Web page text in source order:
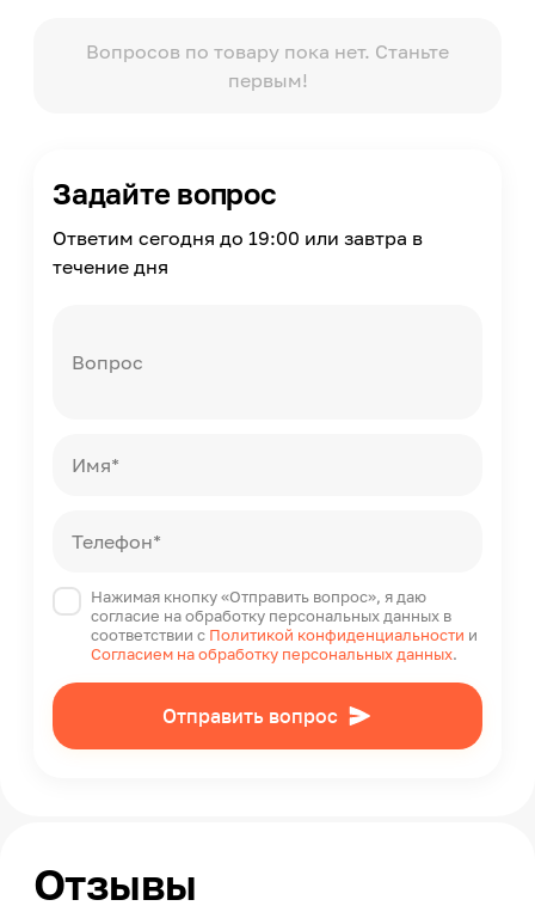
СтенаВопросов по товару пока нет. Станьте
первым!
Задайте вопрос
Ответим сегодня до 19:00 или завтра в
течение дня
Вопрос
Имя*
Телефон*
Нажимая кнопку «Отправить вопрос», я даю
согласие на обработку персональных данных в
соответствии с Политикой конфиденциальности и
Согласием на обработку персональных данных.
Отправить вопрос
Отзывы